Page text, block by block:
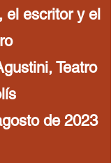
el escritor y el
Teatro
de 2023